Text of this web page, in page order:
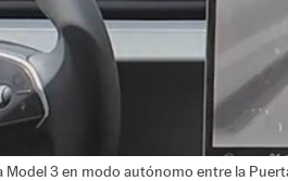
Model 3 en modo autónomo entre la